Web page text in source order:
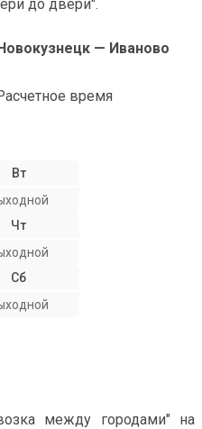
до двери".
— Иваново
время
Вт
Чт
Сб
между городами" на